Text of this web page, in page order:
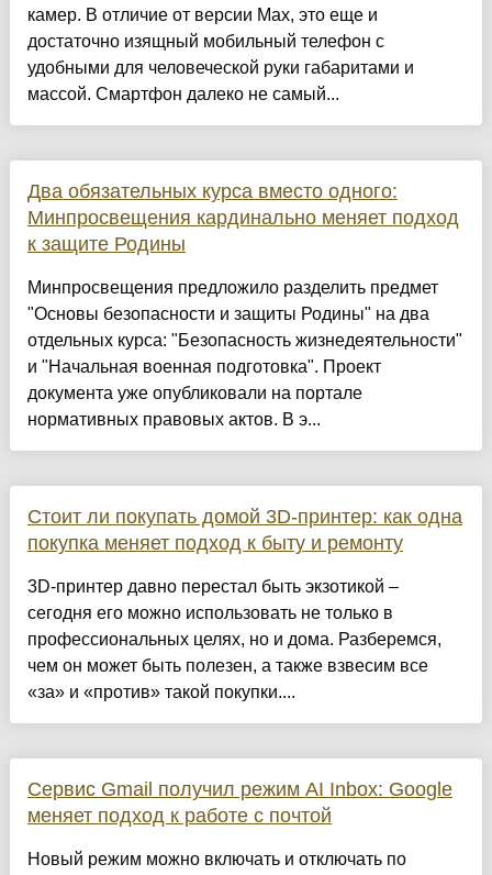
камер. В отличие от версии Мах, это еще и
достаточно изящный мобильный телефон с
удобными для человеческой руки габаритами и
массой. Смартфон далеко не самый...
Два обязательных курса вместо одного:
Минпросвещения кардинально меняет подход
к защите Родины
Минпросвещения предложило разделить предмет
"Основы безопасности и защиты Родины" на два
отдельных курса: "Безопасность жизнедеятельности"
и "Начальная военная подготовка". Проект
документа уже опубликовали на портале
нормативных правовых актов. В э...
Стоит ли покупать домой 3D-принтер: как одна
покупка меняет подход к быту и ремонту
3D‑принтер давно перестал быть экзотикой –
сегодня его можно использовать не только в
профессиональных целях, но и дома. Разберемся,
чем он может быть полезен, а также взвесим все
«за» и «против» такой покупки....
Сервис Gmail получил режим AI Inbox: Google
меняет подход к работе с почтой
Новый режим можно включать и отключать по